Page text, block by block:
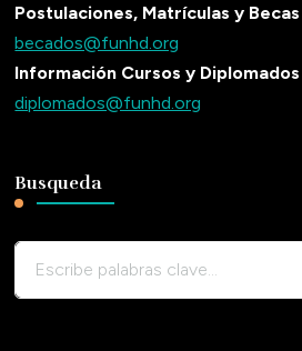
Postulaciones, Matrículas y Becas
becados@funhd.org
Información Cursos y Diplomados
diplomados@funhd.org
Busqueda